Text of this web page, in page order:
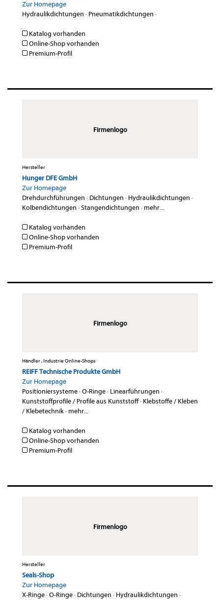
Zur Homepage
Hydraulikdichtungen · Pneumatikdichtungen ·
Katalog vorhanden
Online-Shop vorhanden
Premium-Profil
Firmenlogo
Hersteller
Hunger DFE GmbH
Zur Homepage
Drehdurchführungen · Dichtungen · Hydraulikdichtungen ·
Kolbendichtungen ·Stangendichtungen · mehr...
Katalog vorhanden
Online-Shop vorhanden
Premium-Profil
Firmenlogo
Händler , Industrie Online-Shops
REIFF Technische Produkte GmbH
Zur Homepage
Positioniersysteme·O-Ringe· Linearführungen ·
Kunststoffprofile / Profile aus Kunststoff· Klebstoffe / Kleben
/ Klebetechnik· mehr...
Katalog vorhanden
Online-Shop vorhanden
Premium-Profil
Firmenlogo
Hersteller
Seals-Shop
Zur Homepage
X-Ringe·O-Ringe· Dichtungen · Hydraulikdichtungen ·